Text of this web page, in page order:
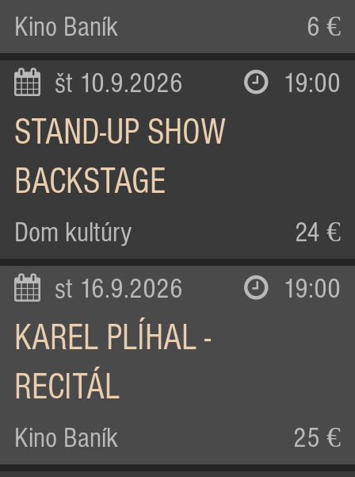
Kino Baník 6 €
št 10.9.2026 19:00
STAND-UP SHOW
BACKSTAGE
Dom kultúry 24 €
st 16.9.2026 19:00
KAREL PLÍHAL -
RECITÁL
Kino Baník 25 €